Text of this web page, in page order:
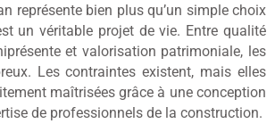
représente bien plus qu’un simple choix
un véritable projet de vie. Entre qualité
et valorisation patrimoniale, les
Les contraintes existent, mais elles
maîtrisées grâce à une conception
de professionnels de la construction.